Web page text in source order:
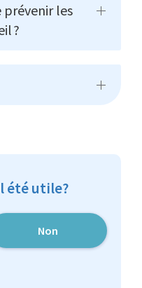
prévenir les
?
été utile?
Non